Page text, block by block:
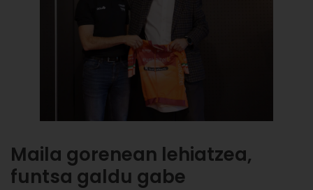
Maila gorenean lehiatzea,
funtsa galdu gabe